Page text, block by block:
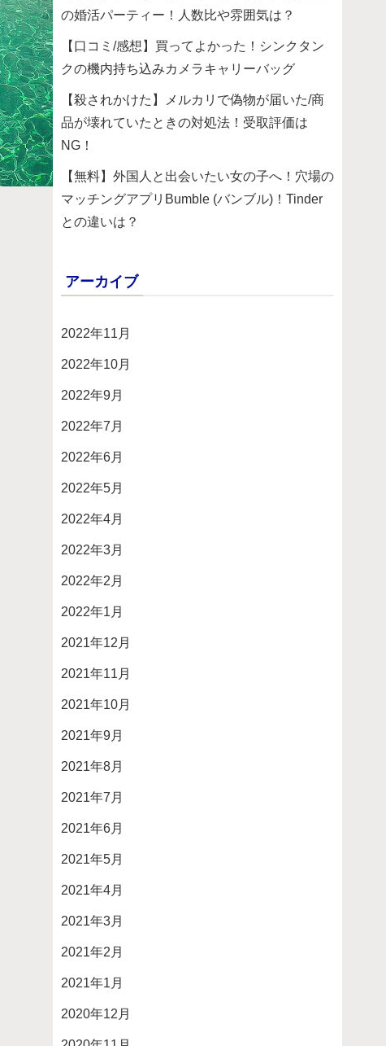
の婚活パーティー！人数比や雰囲気は？
【口コミ/感想】買ってよかった！シンクタン
クの機内持ち込みカメラキャリーバッグ
【殺されかけた】メルカリで偽物が届いた/商
品が壊れていたときの対処法！受取評価は
NG！
【無料】外国人と出会いたい女の子へ！穴場の
マッチングアプリBumble (バンブル)！Tinder
との違いは？
アーカイブ
2022年11月
2022年10月
2022年9月
2022年7月
2022年6月
2022年5月
2022年4月
2022年3月
2022年2月
2022年1月
2021年12月
2021年11月
2021年10月
2021年9月
2021年8月
2021年7月
2021年6月
2021年5月
2021年4月
2021年3月
2021年2月
2021年1月
2020年12月